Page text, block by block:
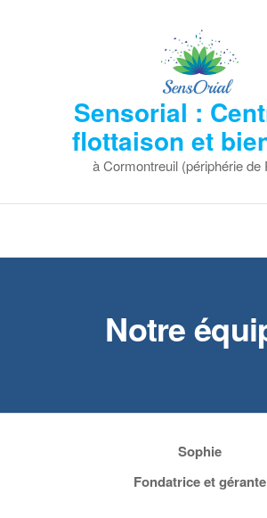
Sensorial :
flottaison et
à Cormontreuil (périphérie de
Notre
Sophie
Fondatrice et gérante